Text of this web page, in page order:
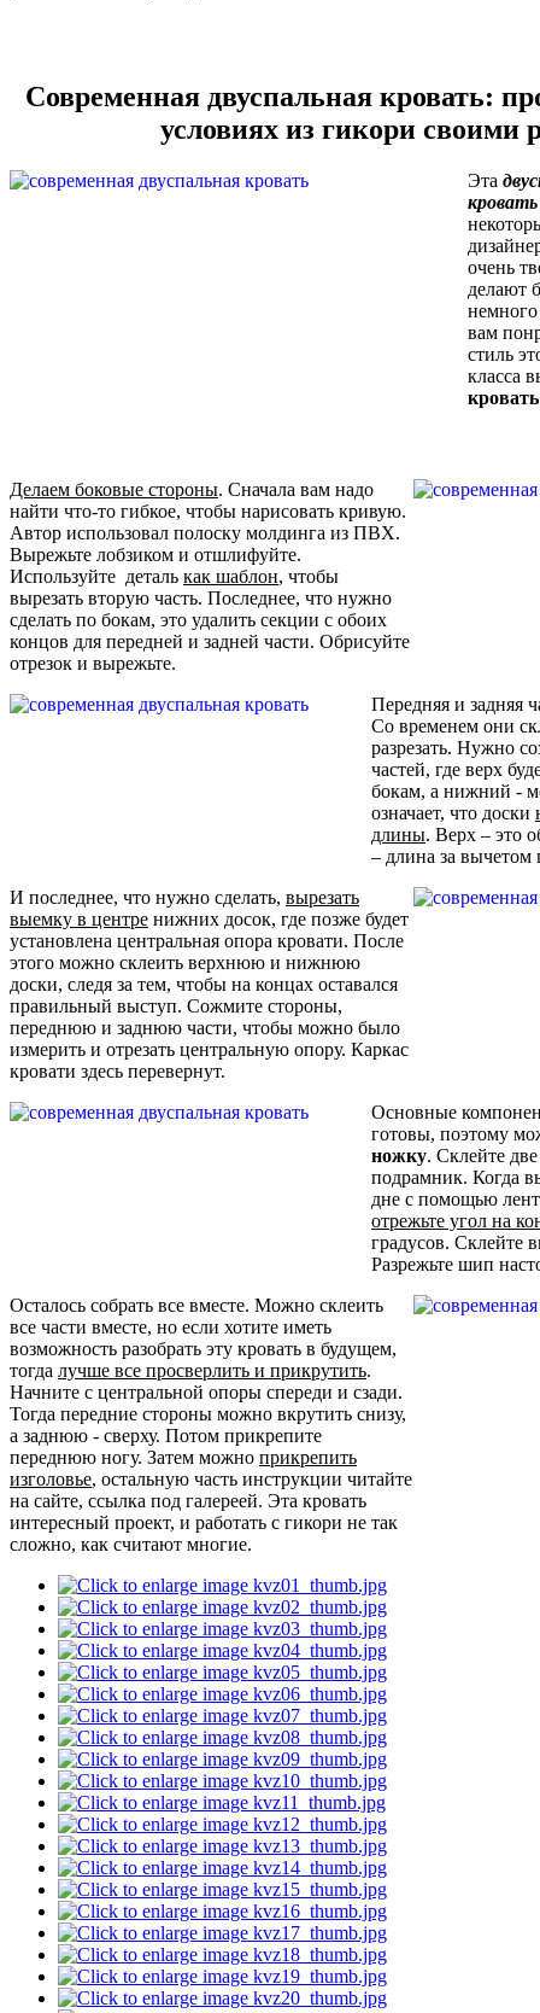
Современная двуспальная кровать:
условиях из гикори своими
Эта
кровать
очень
делают
вам
стиль
класса
Делаем боковые стороны. Сначала вам надо
найти что-то гибкое, чтобы нарисовать кривую.
Автор использовал полоску молдинга из ПВХ.
Вырежьте лобзиком и отшлифуйте.
Используйте деталь как шаблон, чтобы
вырезать вторую часть. Последнее, что нужно
сделать по бокам, это удалить секции с обоих
концов для передней и задней части. Обрисуйте
отрезок и вырежьте.
Передняя и задняя
Со временем они
разрезать. Нужно
частей, где верх
бокам, а нижний -
означает, что доски
длины. Верх – это
– длина за
И последнее, что нужно сделать, вырезать
выемку в центре нижних досок, где позже будет
установлена центральная опора кровати. После
этого можно склеить верхнюю и нижнюю
доски, следя за тем, чтобы на концах оставался
правильный выступ. Сожмите стороны,
переднюю и заднюю части, чтобы можно было
измерить и отрезать центральную опору. Каркас
кровати здесь перевернут.
Основные
готовы, поэтому
ножку. Склейте
подрамник. Когда
дне с помощью
отрежьте угол на
градусов. Склейте
Разрежьте шип
Осталось собрать все вместе. Можно склеить
все части вместе, но если хотите иметь
возможность разобрать эту кровать в будущем,
тогда лучше все просверлить и прикрутить.
Начните с центральной опоры спереди и сзади.
Тогда передние стороны можно вкрутить снизу,
а заднюю - сверху. Потом прикрепите
переднюю ногу. Затем можно прикрепить
изголовье, остальную часть инструкции читайте
на сайте, ссылка под галереей. Эта кровать
интересный проект, и работать с гикори не так
сложно, как считают многие.